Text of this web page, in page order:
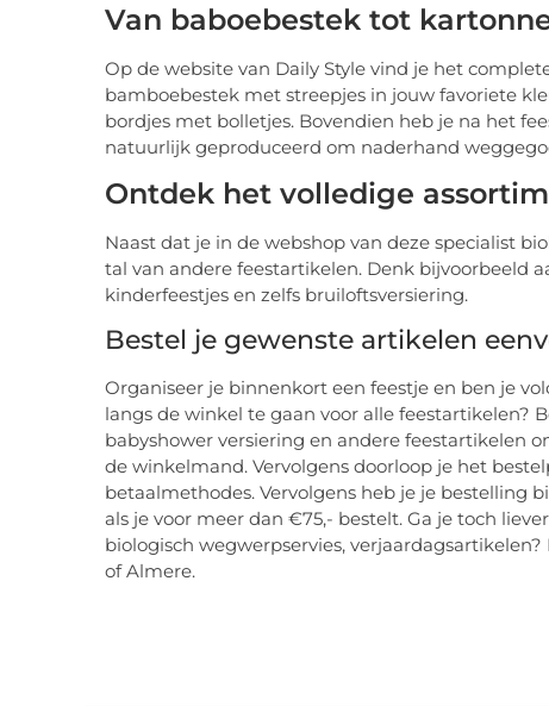
Van baboebestek tot
Op de website van Daily Style vind je het
bamboebestek met streepjes in jouw favoriete
bordjes met bolletjes. Bovendien heb je na het
natuurlijk geproduceerd om naderhand
Ontdek het volledige
Naast dat je in de webshop van deze specialist
tal van andere feestartikelen. Denk bijvoorbeeld
kinderfeestjes en zelfs bruiloftsversiering.
Bestel je gewenste artikelen
Organiseer je binnenkort een feestje en ben je
langs de winkel te gaan voor alle feestartikelen?
babyshower versiering en andere feestartikelen
de winkelmand. Vervolgens doorloop je het
betaalmethodes. Vervolgens heb je je bestelling
als je voor meer dan €75,- bestelt. Ga je toch
biologisch wegwerpservies,
of Almere.